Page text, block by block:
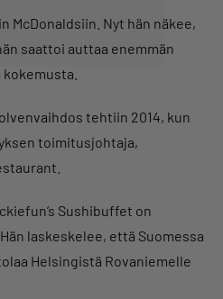
McDonaldsiin. Nyt hän näkee,
saattoi auttaa enemmän
tehtiin 2014, kun
toimitusjohtaja,
Sushibuffet on
laskeskelee, että Suomessa
Helsingistä Rovaniemelle